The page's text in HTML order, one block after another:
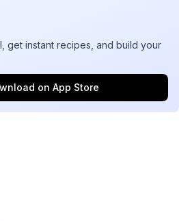
get instant recipes, and build your
on App Store